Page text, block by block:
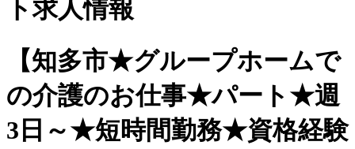
ト求人情報
【知多市★グループホームで
の介護のお仕事★パート★週
3日～★短時間勤務★資格経験